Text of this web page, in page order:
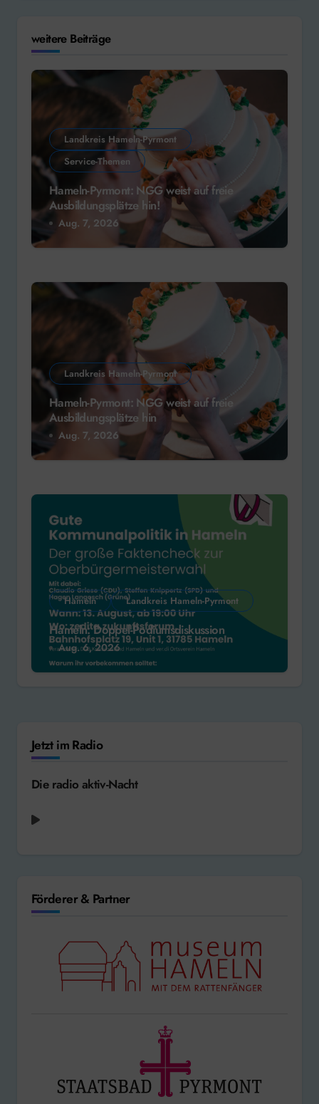
weitere Beiträge
Landkreis Hameln-Pyrmont
Service-Themen
Hameln-Pyrmont: NGG weist auf freie
Ausbildungsplätze hin!
Aug. 7, 2026
Landkreis Hameln-Pyrmont
Hameln-Pyrmont: NGG weist auf freie
Ausbildungsplätze hin
Aug. 7, 2026
Hameln Landkreis Hameln-Pyrmont
Hameln: Doppel-Podiumsdiskussion
Aug. 6, 2026
Jetzt im Radio
Die radio aktiv-Nacht
Förderer & Partner